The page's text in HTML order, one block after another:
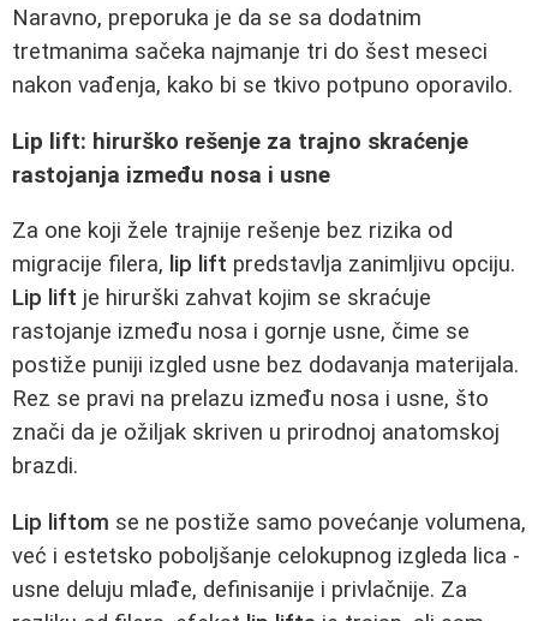
Naravno, preporuka je da se sa dodatnim
tretmanima sačeka najmanje tri do šest meseci
nakon vađenja, kako bi se tkivo potpuno oporavilo.
Lip lift: hirurško rešenje za trajno skraćenje
rastojanja između nosa i usne
Za one koji žele trajnije rešenje bez rizika od
migracije filera, lip lift predstavlja zanimljivu opciju.
Lip lift je hirurški zahvat kojim se skraćuje
rastojanje između nosa i gornje usne, čime se
postiže puniji izgled usne bez dodavanja materijala.
Rez se pravi na prelazu između nosa i usne, što
znači da je ožiljak skriven u prirodnoj anatomskoj
brazdi.
Lip liftom se ne postiže samo povećanje volumena,
već i estetsko poboljšanje celokupnog izgleda lica -
usne deluju mlađe, definisanije i privlačnije. Za